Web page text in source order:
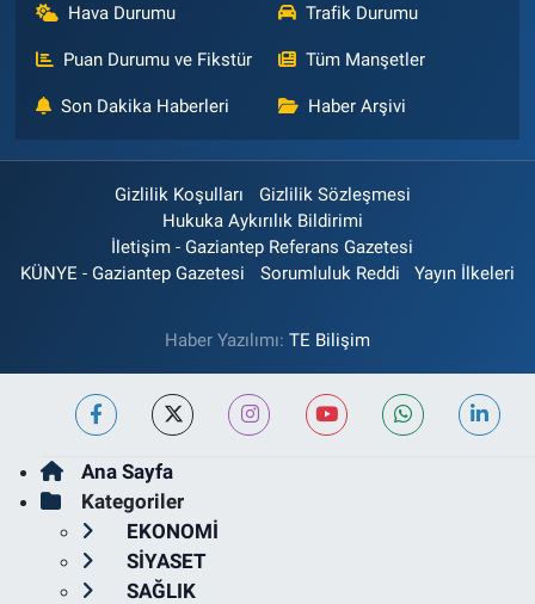
Hava Durumu Trafik Durumu
Puan Durumu ve Fikstür Tüm Manşetler
Son Dakika Haberleri Haber Arşivi
Gizlilik Koşulları
Gizlilik Sözleşmesi
Hukuka Aykırılık Bildirimi
İletişim - Gaziantep Referans Gazetesi
KÜNYE - Gaziantep Gazetesi
Sorumluluk Reddi Yayın İlkeleri
Haber Yazılımı: TE Bilişim
Ana Sayfa
Kategoriler
EKONOMİ
SİYASET
SAĞLIK